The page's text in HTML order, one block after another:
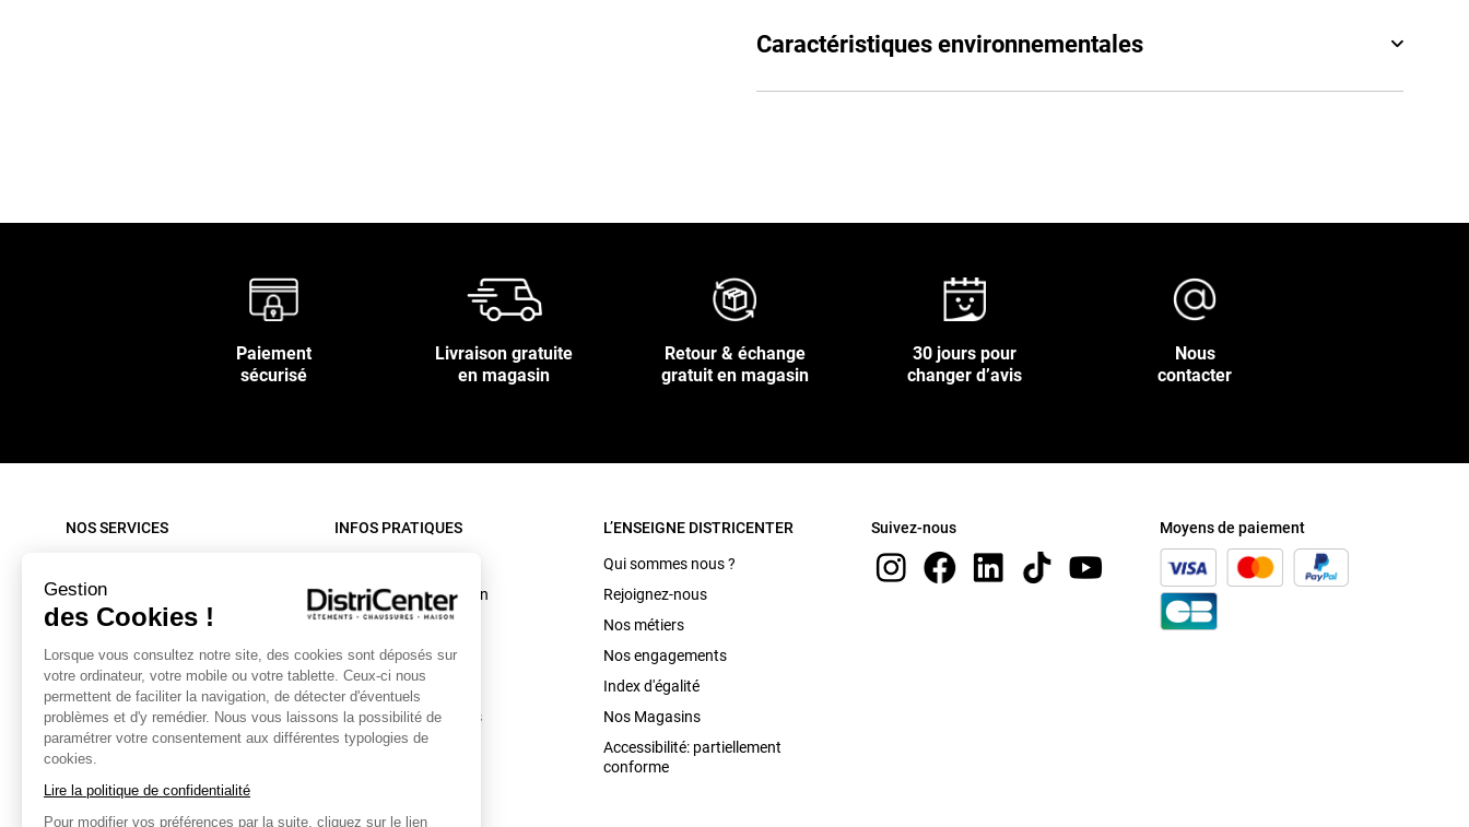
Gestion
des Cookies !
Lorsque vous consultez notre site, des cookies sont déposés sur
votre ordinateur, votre mobile ou votre tablette. Ceux-ci nous
permettent de faciliter la navigation, de détecter d'éventuels
problèmes et d'y remédier. Nous vous laissons la possibilité de
paramétrer votre consentement aux différentes typologies de
cookies.
Lire la politique de confidentialité
Pour modifier vos préférences par la suite, cliquez sur le lien
Caractéristiques environnementales
Paiement
sécurisé
Livraison gratuite
en magasin
Retour & échange
gratuit en magasin
30 jours pour
changer d’avis
Nous
contacter
NOS SERVICES
Nos livraisons
Retour sous 30 jours
Contactez-nous
Mon compte
Collecte textiles et chaussures
INFOS PRATIQUES
Conditions d'utilisation
C.G.V. site internet
C.G.V. Magasin
Mentions légales
Données personnelles
Caractéristiques
L’ENSEIGNE DISTRICENTER
Qui sommes nous ?
Rejoignez-nous
Nos métiers
Nos engagements
Index d'égalité
Nos Magasins
Accessibilité: partiellement
conforme
Suivez-nous Moyens de paiement